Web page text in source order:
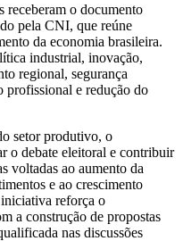
receberam o documento
pela CNI, que reúne
da economia brasileira.
industrial, inovação,
regional, segurança
profissional e redução do
setor produtivo, o
o debate eleitoral e contribuir
voltadas ao aumento da
e ao crescimento
reforça o
a construção de propostas
nas discussões